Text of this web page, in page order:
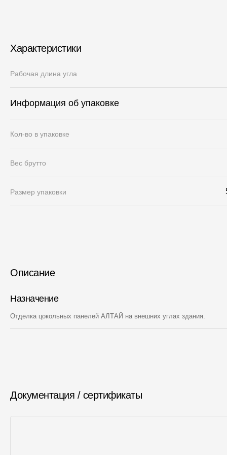
Характеристики
Рабочая длина угла
Информация об упаковке
Кол-во в упаковке
Вес брутто
Размер упаковки
Описание
Назначение
Отделка цокольных панелей АЛТАЙ на внешних углах здания.
Документация / сертификаты